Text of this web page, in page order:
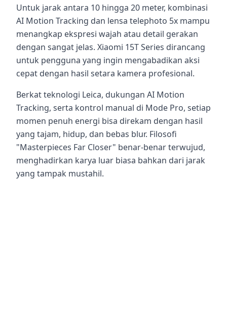
Untuk jarak antara 10 hingga 20 meter, kombinasi
AI Motion Tracking dan lensa telephoto 5x mampu
menangkap ekspresi wajah atau detail gerakan
dengan sangat jelas. Xiaomi 15T Series dirancang
untuk pengguna yang ingin mengabadikan aksi
cepat dengan hasil setara kamera profesional.
Berkat teknologi Leica, dukungan AI Motion
Tracking, serta kontrol manual di Mode Pro, setiap
momen penuh energi bisa direkam dengan hasil
yang tajam, hidup, dan bebas blur. Filosofi
"Masterpieces Far Closer" benar-benar terwujud,
menghadirkan karya luar biasa bahkan dari jarak
yang tampak mustahil.